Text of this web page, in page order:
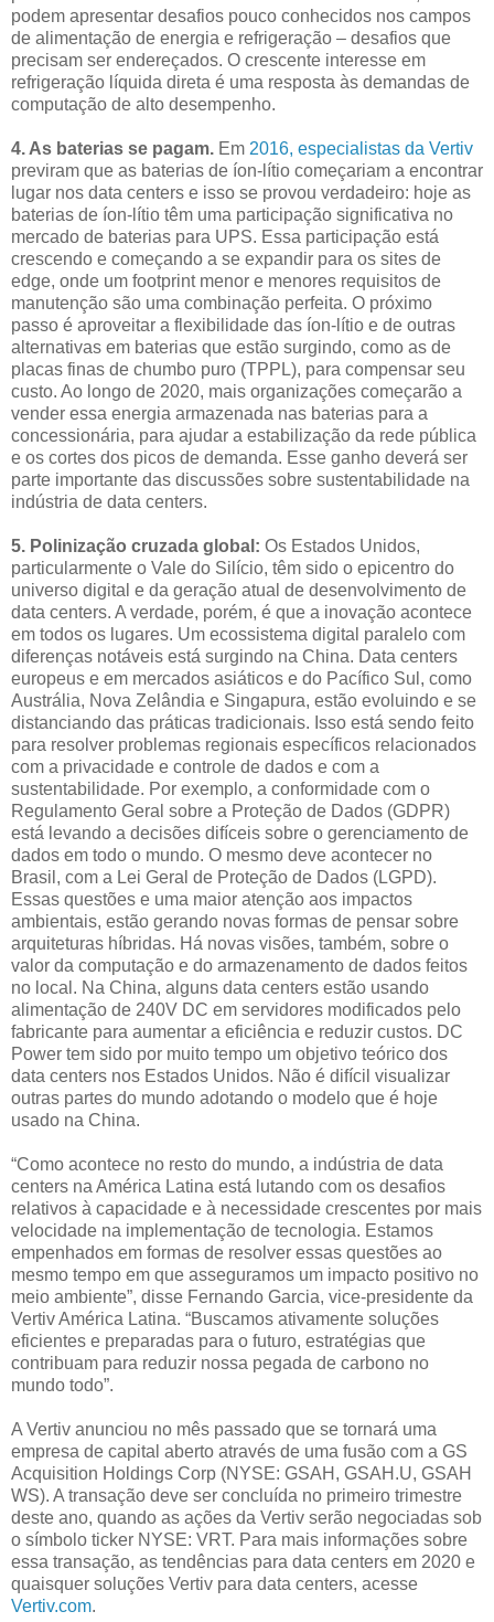
podem apresentar desafios pouco conhecidos nos campos
de alimentação de energia e refrigeração – desafios que
precisam ser endereçados. O crescente interesse em
refrigeração líquida direta é uma resposta às demandas de
computação de alto desempenho.
4. As baterias se pagam. Em 2016, especialistas da Vertiv
previram que as baterias de íon-lítio começariam a encontrar
lugar nos data centers e isso se provou verdadeiro: hoje as
baterias de íon-lítio têm uma participação significativa no
mercado de baterias para UPS. Essa participação está
crescendo e começando a se expandir para os sites de
edge, onde um footprint menor e menores requisitos de
manutenção são uma combinação perfeita. O próximo
passo é aproveitar a flexibilidade das íon-lítio e de outras
alternativas em baterias que estão surgindo, como as de
placas finas de chumbo puro (TPPL), para compensar seu
custo. Ao longo de 2020, mais organizações começarão a
vender essa energia armazenada nas baterias para a
concessionária, para ajudar a estabilização da rede pública
e os cortes dos picos de demanda. Esse ganho deverá ser
parte importante das discussões sobre sustentabilidade na
indústria de data centers.
5. Polinização cruzada global: Os Estados Unidos,
particularmente o Vale do Silício, têm sido o epicentro do
universo digital e da geração atual de desenvolvimento de
data centers. A verdade, porém, é que a inovação acontece
em todos os lugares. Um ecossistema digital paralelo com
diferenças notáveis está surgindo na China. Data centers
europeus e em mercados asiáticos e do Pacífico Sul, como
Austrália, Nova Zelândia e Singapura, estão evoluindo e se
distanciando das práticas tradicionais. Isso está sendo feito
para resolver problemas regionais específicos relacionados
com a privacidade e controle de dados e com a
sustentabilidade. Por exemplo, a conformidade com o
Regulamento Geral sobre a Proteção de Dados (GDPR)
está levando a decisões difíceis sobre o gerenciamento de
dados em todo o mundo. O mesmo deve acontecer no
Brasil, com a Lei Geral de Proteção de Dados (LGPD).
Essas questões e uma maior atenção aos impactos
ambientais, estão gerando novas formas de pensar sobre
arquiteturas híbridas. Há novas visões, também, sobre o
valor da computação e do armazenamento de dados feitos
no local. Na China, alguns data centers estão usando
alimentação de 240V DC em servidores modificados pelo
fabricante para aumentar a eficiência e reduzir custos. DC
Power tem sido por muito tempo um objetivo teórico dos
data centers nos Estados Unidos. Não é difícil visualizar
outras partes do mundo adotando o modelo que é hoje
usado na China.
“Como acontece no resto do mundo, a indústria de data
centers na América Latina está lutando com os desafios
relativos à capacidade e à necessidade crescentes por mais
velocidade na implementação de tecnologia. Estamos
empenhados em formas de resolver essas questões ao
mesmo tempo em que asseguramos um impacto positivo no
meio ambiente”, disse Fernando Garcia, vice-presidente da
Vertiv América Latina. “Buscamos ativamente soluções
eficientes e preparadas para o futuro, estratégias que
contribuam para reduzir nossa pegada de carbono no
mundo todo”.
A Vertiv anunciou no mês passado que se tornará uma
empresa de capital aberto através de uma fusão com a GS
Acquisition Holdings Corp (NYSE: GSAH, GSAH.U, GSAH
WS). A transação deve ser concluída no primeiro trimestre
deste ano, quando as ações da Vertiv serão negociadas sob
o símbolo ticker NYSE: VRT. Para mais informações sobre
essa transação, as tendências para data centers em 2020 e
quaisquer soluções Vertiv para data centers, acesse
Vertiv.com.